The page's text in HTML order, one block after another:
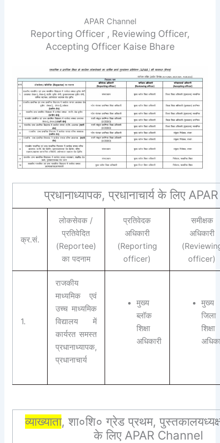
APAR Channel
Reporting Officer , Reviewing Officer,
Accepting Officer Kaise Bhare
प्रधानाध्यापक, प्रधानाचार्य के लिए
क्र.सं.
लोकसेवक /
प्रतिवेदित
(Reportee)
का पदनाम
प्रतिवेदक
अधिकारी
(Reporting
officer)
समीक्षक
अधिकारी
officer)
1.
राजकीय
माध्यमिक एवं
उच्च माध्यमिक
विद्यालय में
कार्यरत समस्त
प्रधानाध्यापक,
प्रधानाचार्य
मुख्य
ब्लॉक
शिक्षा
अधिकारी
मुख्य
जिला
शिक्षा
व्याख्याता, शा०शि० ग्रेड प्रथम,
के लिए APAR Channel